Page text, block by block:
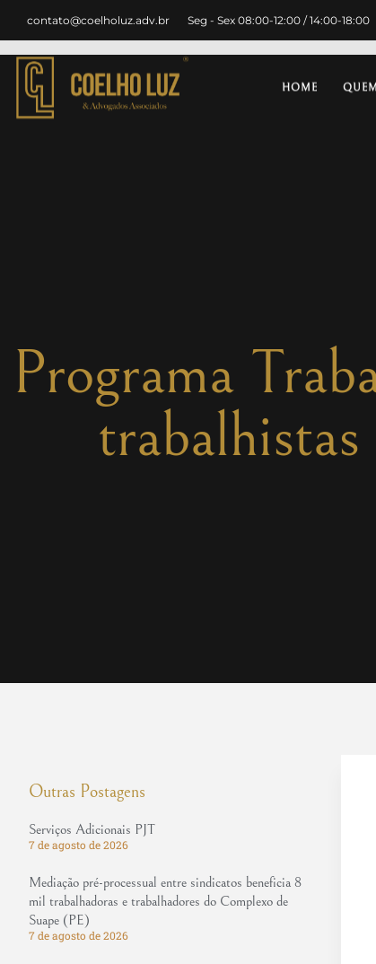
contato@coelholuz.adv.br Seg - Sex 08:00-12:00 / 14:00-18:00
HOME
Programa
Outras Postagens
Serviços Adicionais PJT
7 de agosto de 2026
Mediação pré-processual entre sindicatos beneficia 8
mil trabalhadoras e trabalhadores do Complexo de
Suape (PE)
7 de agosto de 2026